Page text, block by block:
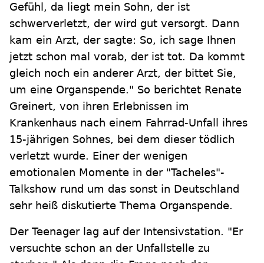
Gefühl, da liegt mein Sohn, der ist
schwerverletzt, der wird gut versorgt. Dann
kam ein Arzt, der sagte: So, ich sage Ihnen
jetzt schon mal vorab, der ist tot. Da kommt
gleich noch ein anderer Arzt, der bittet Sie,
um eine Organspende." So berichtet Renate
Greinert, von ihren Erlebnissen im
Krankenhaus nach einem Fahrrad-Unfall ihres
15-jährigen Sohnes, bei dem dieser tödlich
verletzt wurde. Einer der wenigen
emotionalen Momente in der "Tacheles"-
Talkshow rund um das sonst in Deutschland
sehr heiß diskutierte Thema Organspende.
Der Teenager lag auf der Intensivstation. "Er
versuchte schon an der Unfallstelle zu